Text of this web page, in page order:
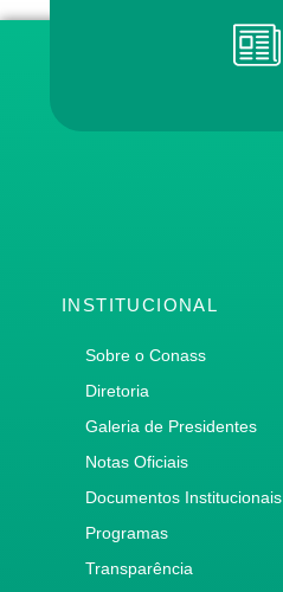
INSTITUCIONAL
Sobre o Conass
Diretoria
Galeria de Presidentes
Notas Oficiais
Documentos Institucionais
Programas
Transparência